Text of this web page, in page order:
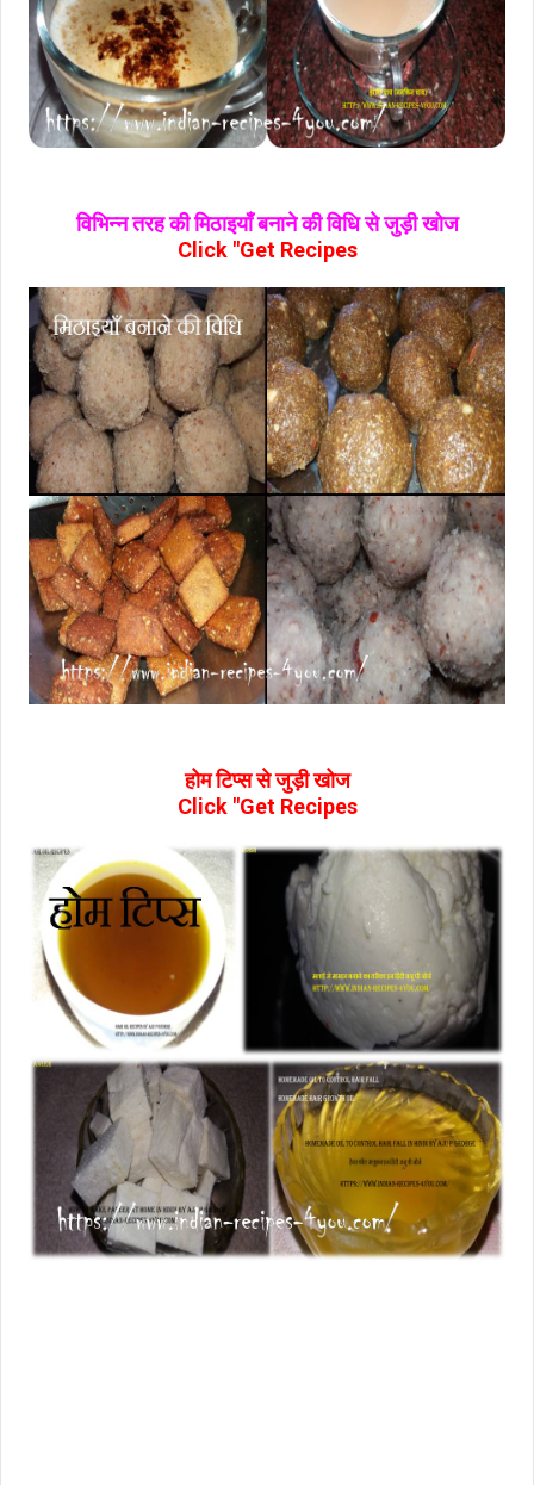
विभिन्न तरह की मिठाइयाँ बनाने की विधि से जुड़ी खोज
Click "Get Recipes
होम टिप्‍स से जुड़ी खोज
Click "Get Recipes